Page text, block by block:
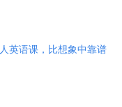
英语课，比想象中靠谱